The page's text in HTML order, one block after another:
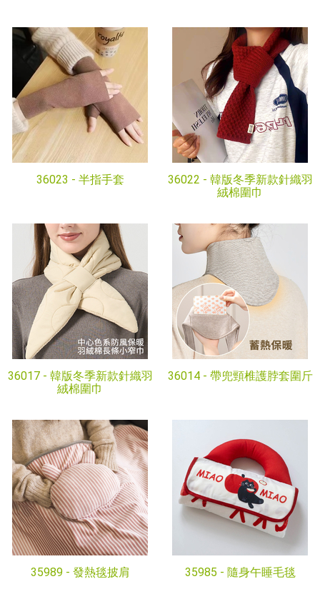
36023 - 半指手套 36022 - 韓版冬季新款針織羽
絨棉圍巾
36017 - 韓版冬季新款針織羽
絨棉圍巾
36014 - 帶兜頸椎護脖套圍斤
35989 - 發熱毯披肩 35985 - 隨身午睡毛毯